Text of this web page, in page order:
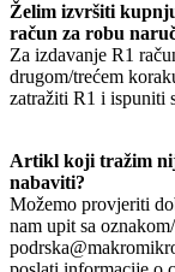
Želim izvršiti
račun za robu
Za izdavanje R1
drugom/trećem
zatražiti R1 i ispuniti
Artikl koji tražim
nabaviti?
Možemo provjeriti
nam upit sa